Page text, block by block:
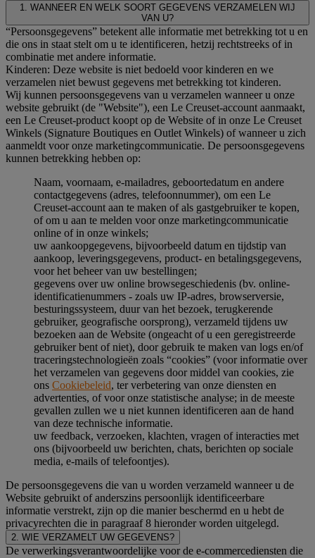
1. WANNEER EN WELK SOORT GEGEVENS VERZAMELEN WIJ
VAN U?
“Persoonsgegevens” betekent alle informatie met betrekking tot u en
die ons in staat stelt om u te identificeren, hetzij rechtstreeks of in
combinatie met andere informatie.
Kinderen: Deze website is niet bedoeld voor kinderen en we
verzamelen niet bewust gegevens met betrekking tot kinderen.
Wij kunnen persoonsgegevens van u verzamelen wanneer u onze
website gebruikt (de "Website"), een Le Creuset-account aanmaakt,
een Le Creuset-product koopt op de Website of in onze Le Creuset
Winkels (Signature Boutiques en Outlet Winkels) of wanneer u zich
aanmeldt voor onze marketingcommunicatie. De persoonsgegevens
kunnen betrekking hebben op:
Naam, voornaam, e-mailadres, geboortedatum en andere
contactgegevens (adres, telefoonnummer), om een Le
Creuset-account aan te maken of als gastgebruiker te kopen,
of om u aan te melden voor onze marketingcommunicatie
online of in onze winkels;
uw aankoopgegevens, bijvoorbeeld datum en tijdstip van
aankoop, leveringsgegevens, product- en betalingsgegevens,
voor het beheer van uw bestellingen;
gegevens over uw online browsegeschiedenis (bv. online-
identificatienummers - zoals uw IP-adres, browserversie,
besturingssysteem, duur van het bezoek, terugkerende
gebruiker, geografische oorsprong), verzameld tijdens uw
bezoeken aan de Website (ongeacht of u een geregistreerde
gebruiker bent of niet), door gebruik te maken van logs en/of
traceringstechnologieën zoals “cookies” (voor informatie over
het verzamelen van gegevens door middel van cookies, zie
ons Cookiebeleid, ter verbetering van onze diensten en
advertenties, of voor onze statistische analyse; in de meeste
gevallen zullen we u niet kunnen identificeren aan de hand
van deze technische informatie.
uw feedback, verzoeken, klachten, vragen of interacties met
ons (bijvoorbeeld uw berichten, chats, berichten op sociale
media, e-mails of telefoontjes).
De persoonsgegevens die van u worden verzameld wanneer u de
Website gebruikt of anderszins persoonlijk identificeerbare
informatie verstrekt, zijn op die manier beschermd en u hebt de
privacyrechten die in paragraaf 8 hieronder worden uitgelegd.
2. WIE VERZAMELT UW GEGEVENS?
De verwerkingsverantwoordelijke voor de e-commercediensten die